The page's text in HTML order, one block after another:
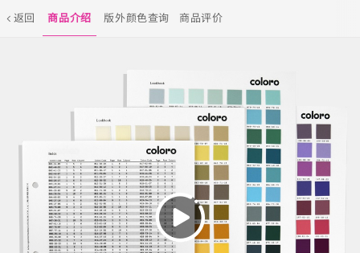
返回 商品介绍 版外颜色查询 商品评价